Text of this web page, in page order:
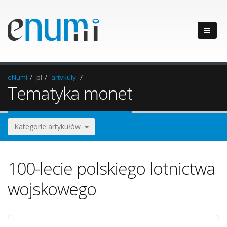
eNumi pl artykuly
Tematyka monet
Kategorie artykułów
100-lecie polskiego lotnictwa
wojskowego